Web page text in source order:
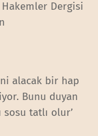
Dergisi
alacak bir hap
Bunu duyan
tatlı olur’